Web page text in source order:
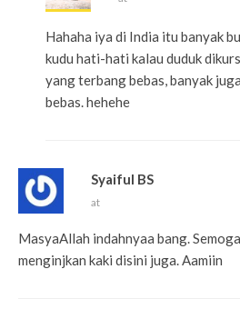
Hahaha iya di India itu banyak
kudu hati-hati kalau duduk
yang terbang bebas, banyak
bebas. hehehe
Syaiful BS
at
MasyaAllah indahnyaa bang.
menginjkan kaki disini juga. Aamiin